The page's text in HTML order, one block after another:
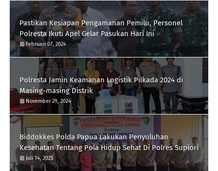
Pastikan Kesiapan Pengamanan Pemilu, Personel
Polresta Ikuti Apel Gelar Pasukan Hari Ini
Februari 07, 2024
Polresta Jamin Keamanan Logistik Pilkada 2024 di
Masing-masing Distrik
November 29, 2024
Biddokkes Polda Papua Lakukan Penyuluhan
Kesehatan Tentang Pola Hidup Sehat Di Polres Supiori
Juli 14, 2025